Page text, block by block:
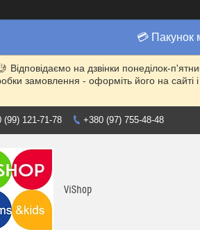
💳 Пакунок
Відповідаємо на дзвінки понеділок-
замовлення - оформіть його на
(99) 121-71-78 +380 (97) 755-48-48
ViShop